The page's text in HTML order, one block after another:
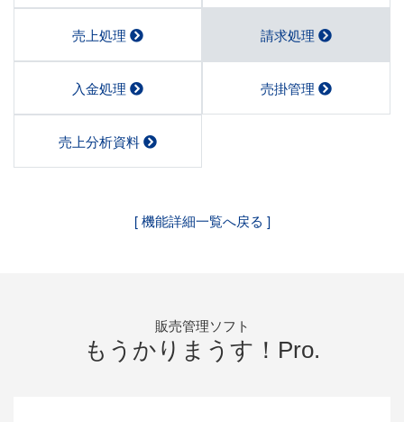
売上処理 請求処理
入金処理 売掛管理
売上分析資料
[ 機能詳細一覧へ戻る ]
販売管理ソフト
もうかりまうす！Pro.